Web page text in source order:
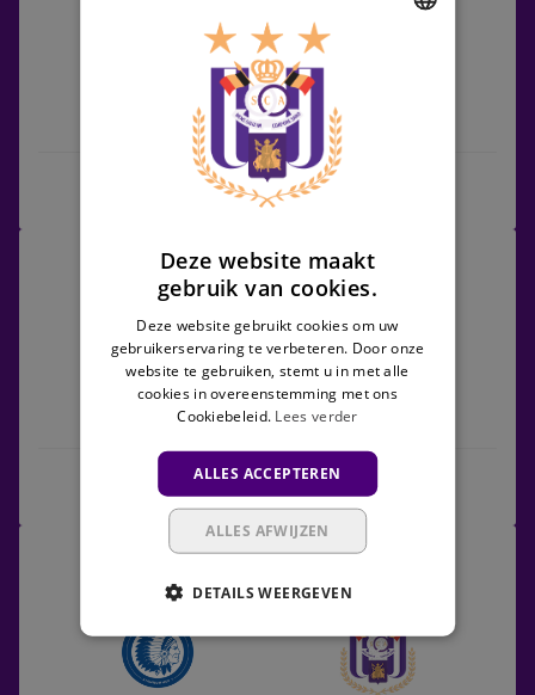
Anderlecht Zulte Waregem
Mauve+ prio Wedstrijdcentrum
10/10/2026 - TBC
Jupiler Pro League
Cercle Brugge Anderlecht
Anderlecht
24/10/2026 - TBC
Deze website maakt
gebruik van cookies.
Deze website gebruikt cookies om uw
gebruikerservaring te verbeteren. Door onze
website te gebruiken, stemt u in met alle
cookies in overeenstemming met ons
Cookiebeleid. Lees verder
ALLES ACCEPTEREN
ALLES AFWIJZEN
DETAILS WEERGEVEN